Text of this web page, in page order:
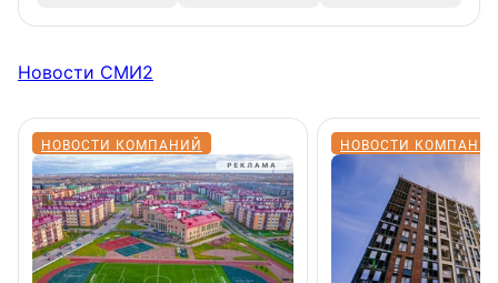
Новости СМИ2
НОВОСТИ КОМПАНИЙ НОВОСТИ